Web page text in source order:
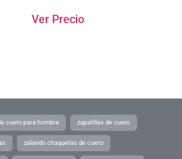
Ver Precio
cuero para hombre zapatillas de cuero
zalando chaquetas de cuero